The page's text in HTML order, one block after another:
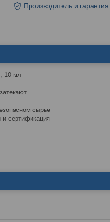
Производитель и гарантия
10 мл
сырье
и сертификация